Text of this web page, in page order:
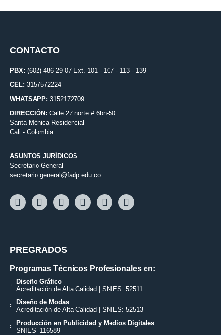
CONTACTO
PBX: (602) 486 29 07 Ext. 101 - 107 - 113 - 139
CEL: 3157572224
WHATSAPP: 3152172709
DIRECCIÓN: Calle 27 norte # 6bn-50
Santa Mónica Residencial
Cali - Colombia
ASUNTOS JURÍDICOS
Secretario General
secretario.general@fadp.edu.co
PREGRADOS
Programas Técnicos Profesionales en:
Diseño Gráfico
Acreditación de Alta Calidad | SNIES: 52511
Diseño de Modas
Acreditación de Alta Calidad | SNIES: 52513
Producción en Publicidad y Medios Digitales
SNIES: 116589